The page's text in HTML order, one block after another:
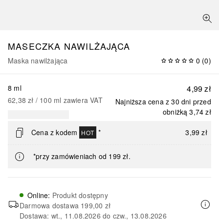
MASECZKA NAWILŻAJĄCA
Maska nawilżająca 0 (0)
4,99 zł
Najniższa cena z 30 dni przed
obniżką 3,74 zł
8 ml
62,38 zł / 100 ml zawiera VAT
Cena z kodem HOT * 3,99 zł
*przy zamówieniach od 199 zł.
Online: Produkt dostępny
Darmowa dostawa 199,00 zł
Dostawa: wt., 11.08.2026 do czw., 13.08.2026